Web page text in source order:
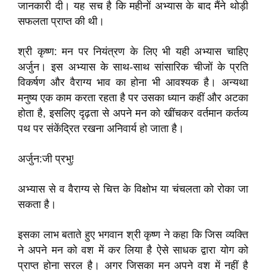
जानकारी दी। यह सच है कि महीनों अभ्यास के बाद मैंने थोड़ी
सफलता प्राप्त की थी।
श्री कृष्ण: मन पर नियंत्रण के लिए भी यही अभ्यास चाहिए
अर्जुन। इस अभ्यास के साथ-साथ सांसारिक चीजों के प्रति
विकर्षण और वैराग्य भाव का होना भी आवश्यक है। अन्यथा
मनुष्य एक काम करता रहता है पर उसका ध्यान कहीं और अटका
होता है, इसलिए दृढ़ता से अपने मन को खींचकर वर्तमान कर्तव्य
पथ पर संकेंद्रित रखना अनिवार्य हो जाता है।
अर्जुन:जी प्रभु!
अभ्यास से व वैराग्य से चित्त के विक्षोभ या चंचलता को रोका जा
सकता है।
इसका लाभ बताते हुए भगवान श्री कृष्ण ने कहा कि जिस व्यक्ति
ने अपने मन को वश में कर लिया है ऐसे साधक द्वारा योग को
प्राप्त होना सरल है। अगर जिसका मन अपने वश में नहीं है